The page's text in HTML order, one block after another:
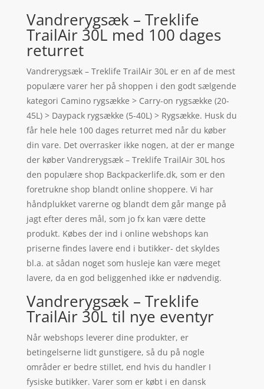
Vandrerygsæk – Treklife
TrailAir 30L med 100 dages
returret
Vandrerygsæk – Treklife TrailAir 30L er en af de mest
populære varer her på shoppen i den godt sælgende
kategori Camino rygsække > Carry-on rygsække (20-
45L) > Daypack rygsække (5-40L) > Rygsække. Husk du
får hele hele 100 dages returret med når du køber
din vare. Det overrasker ikke nogen, at der er mange
der køber Vandrerygsæk – Treklife TrailAir 30L hos
den populære shop Backpackerlife.dk, som er den
foretrukne shop blandt online shoppere. Vi har
håndplukket varerne og blandt dem går mange på
jagt efter deres mål, som jo fx kan være dette
produkt. Købes der ind i online webshops kan
priserne findes lavere end i butikker- det skyldes
bl.a. at sådan noget som husleje kan være meget
lavere, da en god beliggenhed ikke er nødvendig.
Vandrerygsæk – Treklife
TrailAir 30L til nye eventyr
Når webshops leverer dine produkter, er
betingelserne lidt gunstigere, så du på nogle
områder er bedre stillet, end hvis du handler I
fysiske butikker. Varer som er købt i en dansk